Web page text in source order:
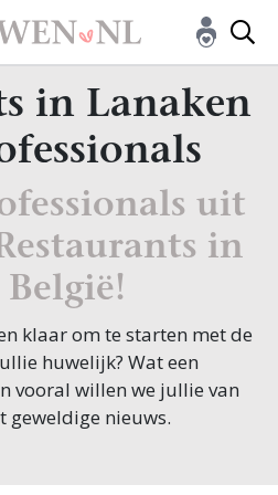
in Lanaken
uit
in
klaar om te starten met de
huwelijk? Wat een
vooral willen we jullie van
geweldige nieuws.
wat kijken, en een van de